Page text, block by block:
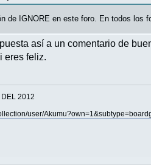
de IGNORE en este foro. En todos
así a un comentario de
eres feliz.
DEL 2012
user/